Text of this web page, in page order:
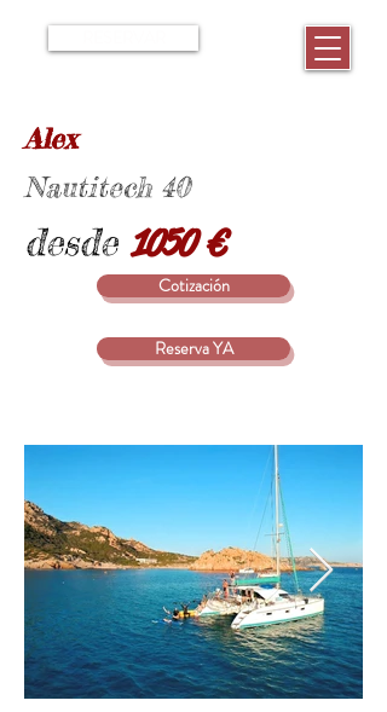
Alex
Nautitech 40
desde 1050 €
Cotización
Reserva YA